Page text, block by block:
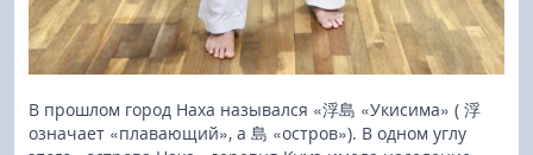
В прошлом город Наха назывался «浮島 «Укисима» ( 浮
означает «плавающий», а 島 «остров»). В одном углу